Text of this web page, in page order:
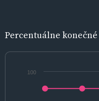
Percentuálne konečné
100